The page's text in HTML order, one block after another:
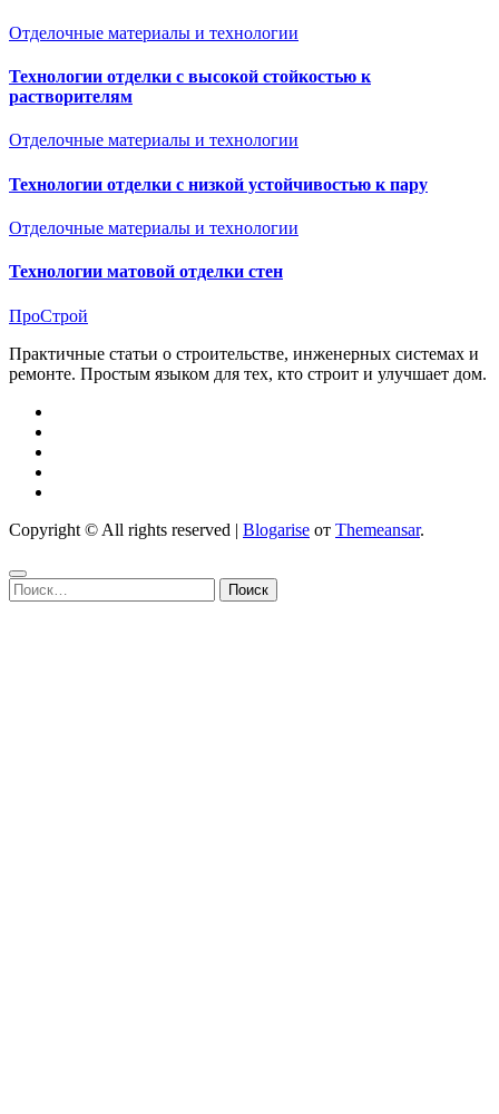
Отделочные материалы и технологии
Технологии отделки с высокой стойкостью к
растворителям
Отделочные материалы и технологии
Технологии отделки с низкой устойчивостью к пару
Отделочные материалы и технологии
Технологии матовой отделки стен
ПроСтрой
Практичные статьи о строительстве, инженерных системах и
ремонте. Простым языком для тех, кто строит и улучшает дом.
Copyright © All rights reserved | Blogarise от Themeansar.
Найти: